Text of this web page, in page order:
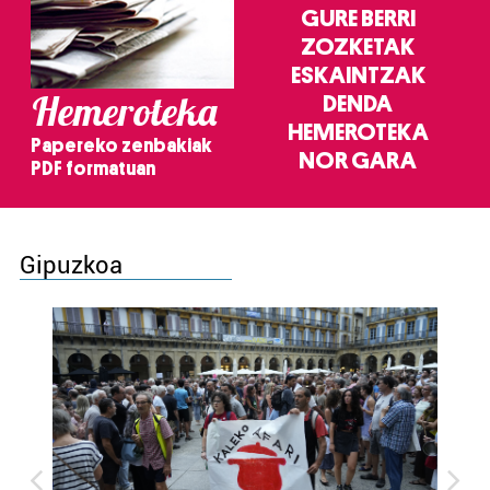
Hemeroteka
Papereko zenbakiak
PDF formatuan
GURE BERRI
ZOZKETAK
ESKAINTZAK
DENDA
HEMEROTEKA
NOR GARA
Gipuzkoa